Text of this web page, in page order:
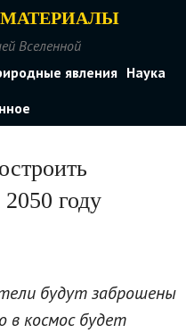
Вселенной
явления Наука
году
будут заброшены
в космос будет